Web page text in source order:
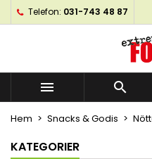
Telefon: 031-743 48 87
 
Hem Snacks & Godis
KATEGORIER
My wishlists
((modalTitle))
((confirmMessage))
Skapa en
Önskelistans namn
Logga in
Du måste vara
produkter i din önskelista.